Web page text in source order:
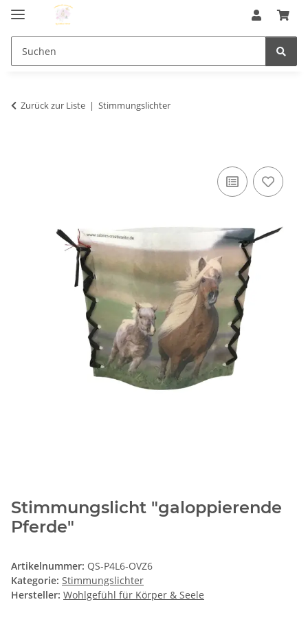
Zurück zur Liste Stimmungslichter
Stimmungslicht "galoppierende
Pferde"
Artikelnummer: QS-P4L6-OVZ6
Kategorie: Stimmungslichter
Hersteller: Wohlgefühl für Körper & Seele